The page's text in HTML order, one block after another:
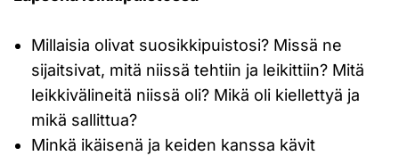
Millaisia olivat suosikkipuistosi? Missä ne
sijaitsivat, mitä niissä tehtiin ja leikittiin? Mitä
leikkivälineitä niissä oli? Mikä oli kiellettyä ja
mikä sallittua?
Minkä ikäisenä ja keiden kanssa kävit